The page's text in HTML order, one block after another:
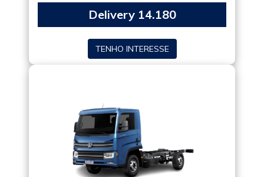
Delivery 14.180
TENHO INTERESSE